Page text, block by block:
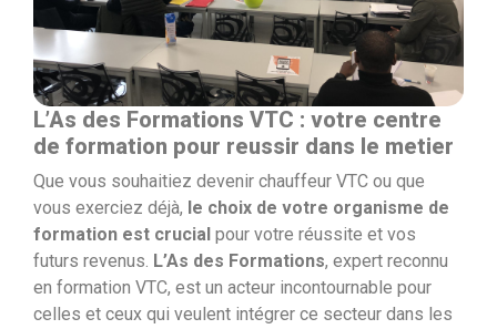
L’As des Formations VTC : votre centre
de formation pour reussir dans le metier
Que vous souhaitiez devenir chauffeur VTC ou que
vous exerciez déjà, le choix de votre organisme de
formation est crucial pour votre réussite et vos
futurs revenus. L’As des Formations, expert reconnu
en formation VTC, est un acteur incontournable pour
celles et ceux qui veulent intégrer ce secteur dans les